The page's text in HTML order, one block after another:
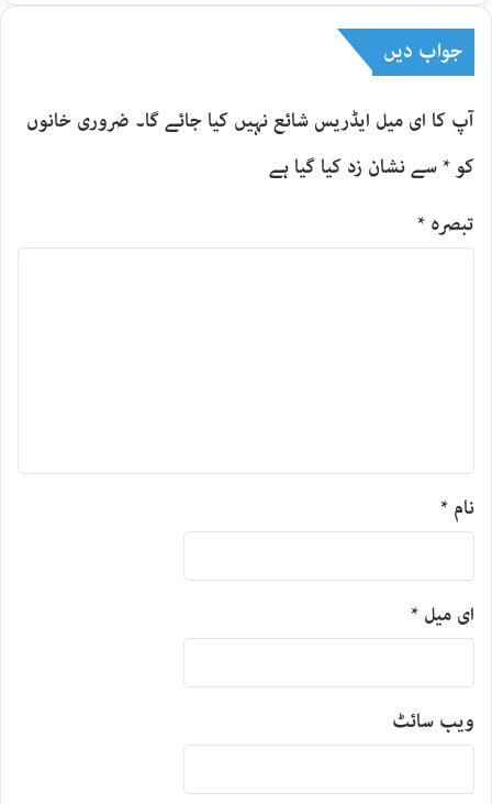
جواب دیں
آپ کا ای میل ایڈریس شائع نہیں کیا جائے گا۔ ضروری خانوں
کو *سے نشان زد کیا گیا ہے
تبصرہ *
نام *
ای میل *
ویب‌ سائٹ